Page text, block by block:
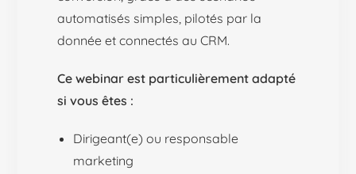
automatisés simples, pilotés par la
donnée et connectés au CRM.
Ce webinar est particulièrement adapté
si vous êtes :
Dirigeant(e) ou responsable
marketing